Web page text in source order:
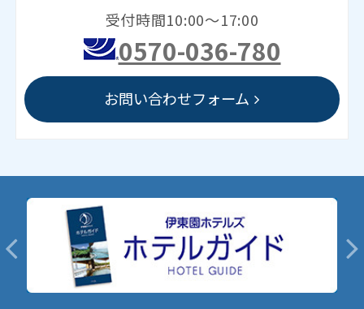
受付時間10:00～17:00
0570-036-780
お問い合わせフォーム